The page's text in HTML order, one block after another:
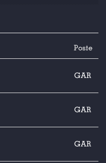
Poste
GAR
GAR
GAR